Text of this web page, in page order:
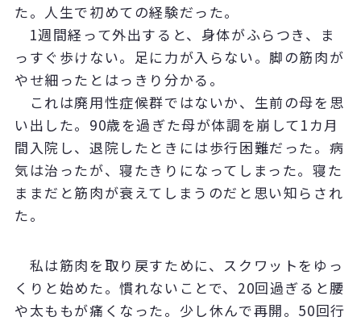
た。人生で初めての経験だった。
1週間経って外出すると、身体がふらつき、ま
っすぐ歩けない。足に力が入らない。脚の筋肉が
やせ細ったとはっきり分かる。
これは廃用性症候群ではないか、生前の母を思
い出した。90歳を過ぎた母が体調を崩して1カ月
間入院し、退院したときには歩行困難だった。病
気は治ったが、寝たきりになってしまった。寝た
ままだと筋肉が衰えてしまうのだと思い知らされ
た。
私は筋肉を取り戻すために、スクワットをゆっ
くりと始めた。慣れないことで、20回過ぎると腰
や太ももが痛くなった。少し休んで再開。50回行